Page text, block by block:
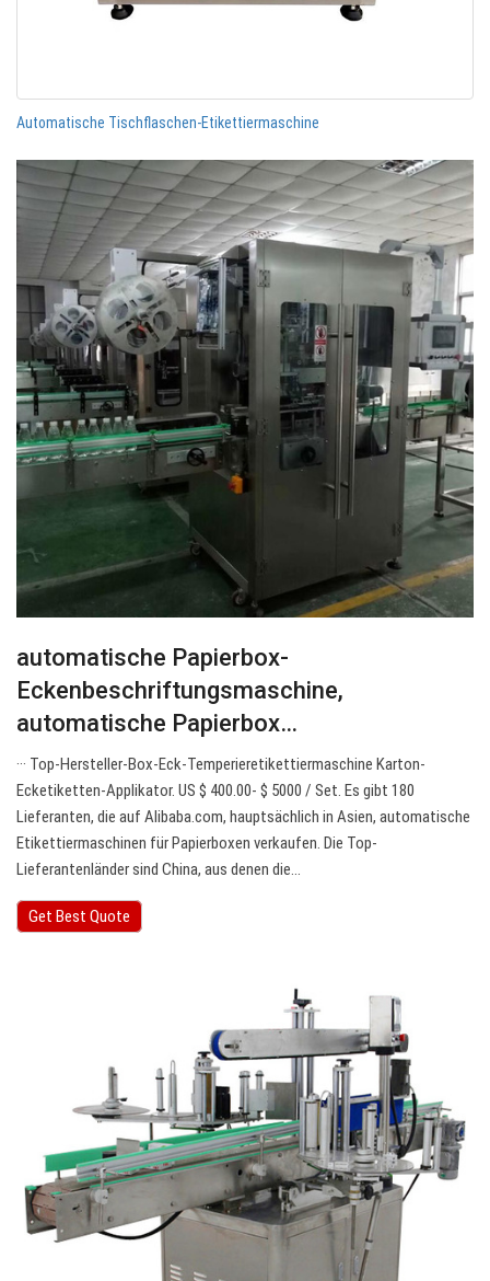
Automatische Tischflaschen-Etikettiermaschine
automatische Papierbox-
Eckenbeschriftungsmaschine,
automatische Papierbox…
··· Top-Hersteller-Box-Eck-Temperieretikettiermaschine Karton-
Ecketiketten-Applikator. US $ 400.00- $ 5000 / Set. Es gibt 180
Lieferanten, die auf Alibaba.com, hauptsächlich in Asien, automatische
Etikettiermaschinen für Papierboxen verkaufen. Die Top-
Lieferantenländer sind China, aus denen die…
Get Best Quote